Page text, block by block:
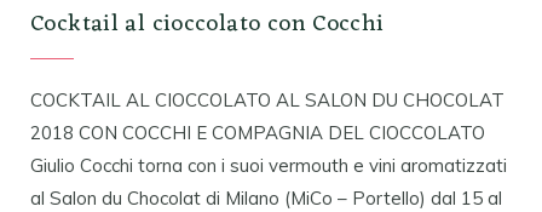
Cocktail al cioccolato con Cocchi
COCKTAIL AL CIOCCOLATO AL SALON DU CHOCOLAT
2018 CON COCCHI E COMPAGNIA DEL CIOCCOLATO
Giulio Cocchi torna con i suoi vermouth e vini aromatizzati
al Salon du Chocolat di Milano (MiCo – Portello) dal 15 al